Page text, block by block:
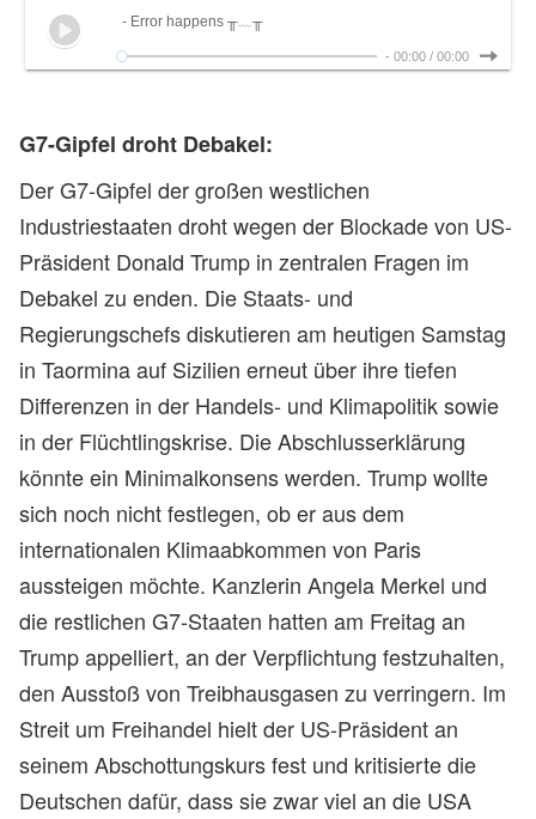
- Error happens ╥﹏╥
- 00:00 / 00:00
G7-Gipfel droht Debakel:
Der G7-Gipfel der großen westlichen
Industriestaaten droht wegen der Blockade von US-
Präsident Donald Trump in zentralen Fragen im
Debakel zu enden. Die Staats- und
Regierungschefs diskutieren am heutigen Samstag
in Taormina auf Sizilien erneut über ihre tiefen
Differenzen in der Handels- und Klimapolitik sowie
in der Flüchtlingskrise. Die Abschlusserklärung
könnte ein Minimalkonsens werden. Trump wollte
sich noch nicht festlegen, ob er aus dem
internationalen Klimaabkommen von Paris
aussteigen möchte. Kanzlerin Angela Merkel und
die restlichen G7-Staaten hatten am Freitag an
Trump appelliert, an der Verpflichtung festzuhalten,
den Ausstoß von Treibhausgasen zu verringern. Im
Streit um Freihandel hielt der US-Präsident an
seinem Abschottungskurs fest und kritisierte die
Deutschen dafür, dass sie zwar viel an die USA